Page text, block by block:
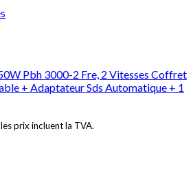
Pbh 3000-2 Fre, 2 Vitesses Coffret
+ Adaptateur Sds Automatique + 1
prix incluent la TVA.